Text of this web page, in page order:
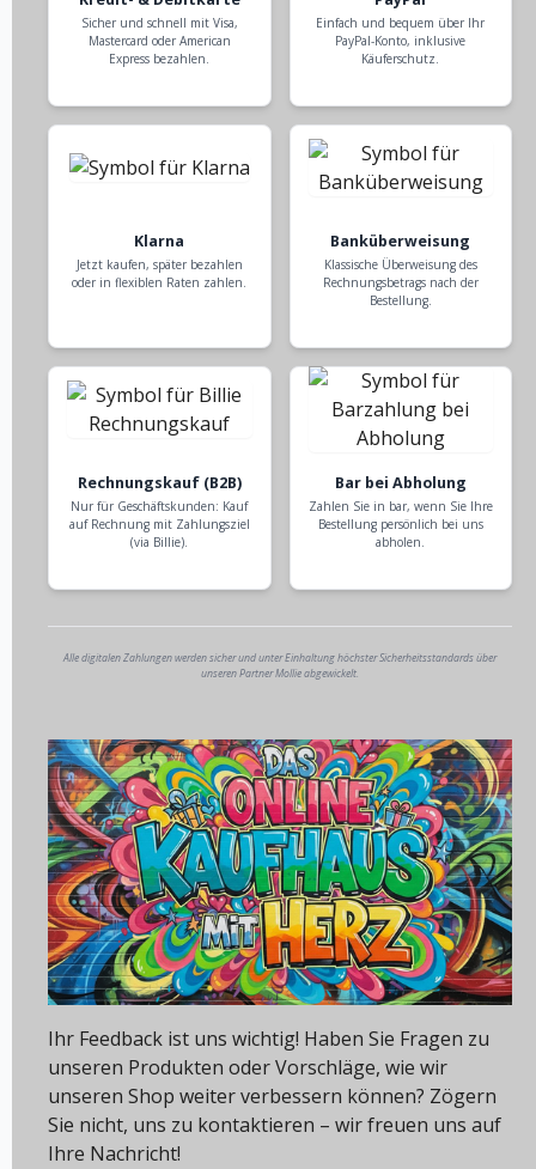
Sicher und schnell mit Visa,
Mastercard oder American
Express bezahlen.
Einfach und bequem über Ihr
PayPal-Konto, inklusive
Käuferschutz.
Klarna
Jetzt kaufen, später bezahlen
oder in flexiblen Raten zahlen.
Banküberweisung
Klassische Überweisung des
Rechnungsbetrags nach der
Bestellung.
Rechnungskauf (B2B)
Nur für Geschäftskunden: Kauf
auf Rechnung mit Zahlungsziel
(via Billie).
Bar bei Abholung
Zahlen Sie in bar, wenn Sie Ihre
Bestellung persönlich bei uns
abholen.
Alle digitalen Zahlungen werden sicher und unter Einhaltung höchster Sicherheitsstandards über
unseren Partner Mollie abgewickelt.
Ihr Feedback ist uns wichtig! Haben Sie Fragen zu
unseren Produkten oder Vorschläge, wie wir
unseren Shop weiter verbessern können? Zögern
Sie nicht, uns zu kontaktieren – wir freuen uns auf
Ihre Nachricht!